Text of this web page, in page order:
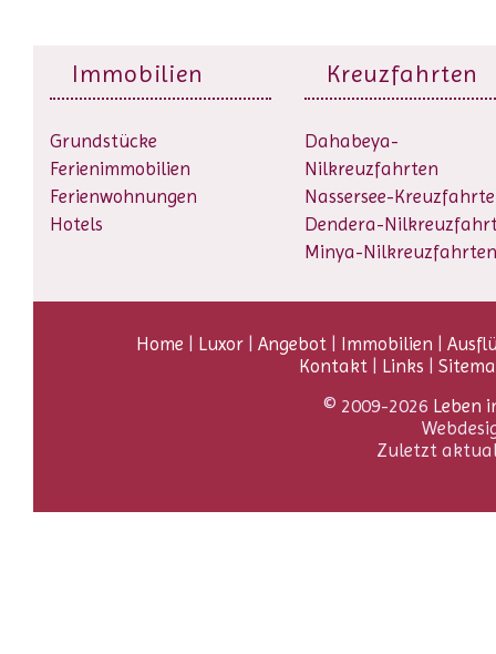
Immobilien
Grundstücke
Ferienimmobilien
Ferienwohnungen
Hotels
Kreuzfahrten
Dahabeya-
Nilkreuzfahrten
Nassersee-
Dendera-
Minya-Nilkreuzfahrten
Home | Luxor| Angebot| Immobilien |
Kontakt| Links |
© 2009-2026 Leben
Zuletzt